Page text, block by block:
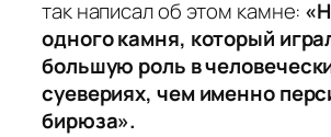
так написал об этом камне:
одного камня, который
большую роль в
суевериях, чем именно
бирюза».